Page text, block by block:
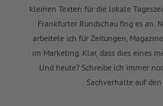
kleinen Texten für die lokale
Frankfurter Rundschau fing es an.
arbeitete ich für Zeitungen,
im Marketing. Klar, dass dies eines
Und heute? Schreibe ich immer
Sachverhalte auf